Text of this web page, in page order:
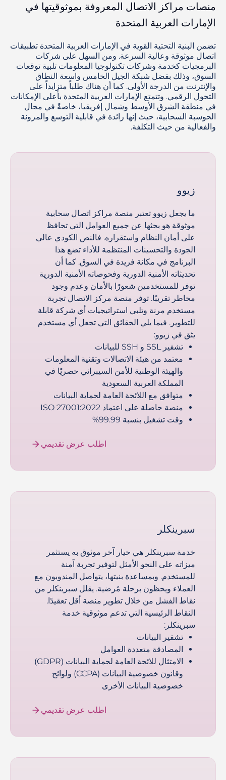
منصات مراكز الاتصال المعروفة بموثوقيتها في
الإمارات العربية المتحدة
تضمن البنية التحتية القوية في الإمارات العربية المتحدة تطبيقات
اتصال موثوقة وعالية السرعة. ومن السهل على شركات
البرمجيات كخدمة وشركات تكنولوجيا المعلومات تلبية توقعات
السوق، وذلك بفضل شبكة الجيل الخامس واسعة النطاق
والإنترنت من الدرجة الأولى. كما أن هناك طلباً متزايداً على
التحول الرقمي. وتتمتع الإمارات العربية المتحدة بأعلى الإمكانات
في منطقة الشرق الأوسط وشمال إفريقيا، خاصةً في مجال
الحوسبة السحابية، حيث إنها رائدة في قابلية التوسع والمرونة
والفعالية من حيث التكلفة.
زيوو
ما يجعل زيوو تعتبر منصة مراكز اتصال سحابية
موثوقة هو بحثها عن جميع العوامل التي تحافظ
على أمان النظام واستقراره. فالنص الكودي عالي
الجودة والتحسينات المنتظمة للأداء تضع هذا
البرنامج في مكانة فريدة في السوق. كما أن
تحديثاته الأمنية الدورية وفحوصاته الأمنية الدورية
توفر للمستخدمين شعورًا بالأمان وعدم وجود
مخاطر تقريبًا. توفر منصة مركز الاتصال تجربة
مستخدم مرنة وتلبي استراتيجيات أي شركة قابلة
للتطوير. فيما يلي الحقائق التي تجعل أي مستخدم
يثق في زيوو:
تشفير SSL و SSH للبيانات
معتمد من هيئة الاتصالات وتقنية المعلومات
والهيئة الوطنية للأمن السيبراني حصريًا في
المملكة العربية السعودية
متوافق مع اللائحة العامة لحماية البيانات
منصة حاصلة على اعتماد ISO 27001:2022
وقت تشغيل بنسبة 99.99%
اطلب عرض تقديمي
سبرينكلر
خدمة سبرينكلر هي خيار آخر موثوق به يستثمر
ميزاته على النحو الأمثل لتوفير تجربة آمنة
للمستخدم. وبمساعدة بنيتها، يتواصل المندوبون مع
العملاء ويحظون برحلة مُرضية. يقلل سبرينكلر من
نقاط الفشل من خلال تطوير منصة أقل تعقيدًا.
النقاط الرئيسية التي تدعم موثوقية خدمة
سبرينكلر:
تشفير البيانات
المصادقة متعددة العوامل
الامتثال للائحة العامة لحماية البيانات (GDPR)
وقانون خصوصية البيانات (CCPA) ولوائح
خصوصية البيانات الأخرى
اطلب عرض تقديمي